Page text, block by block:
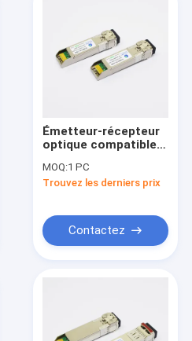
Émetteur-récepteur
optique compatible
1330nmRX 40km de
SFP-10G-BX40U-C
MOQ:1 PC
Trouvez les derniers prix
Contactez